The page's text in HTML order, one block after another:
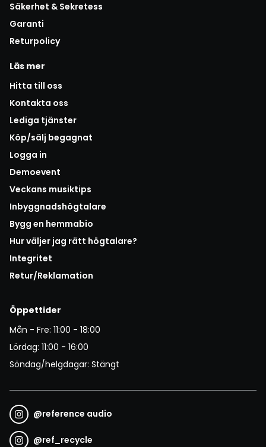
Säkerhet & Sekretess
Garanti
Returpolicy
Läs mer
Hitta till oss
Kontakta oss
Lediga tjänster
Köp/sälj begagnat
Logga in
Demoevent
Veckans musiktips
Inbyggnadshögtalare
Bygg en hemmabio
Hur väljer jag rätt högtalare?
Integritet
Retur/Reklamation
Öppettider
Mån - Fre: 11:00 - 18:00
Lördag: 11:00 - 16:00
Söndag/helgdagar: Stängt
@reference audio
@ref_recycle